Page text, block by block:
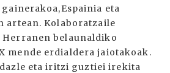
eta
artean. Kolaboratzaile
belaunaldiko
mende erdialdera jaiotakoak.
eta iritzi guztiei irekita